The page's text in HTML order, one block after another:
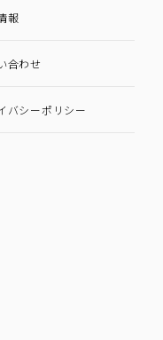
報
合わせ
バシーポリシー